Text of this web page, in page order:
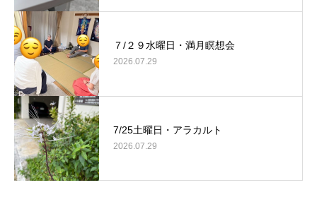
７/２９水曜日・満月瞑想会
2026.07.29
7/25土曜日・アラカルト
2026.07.29